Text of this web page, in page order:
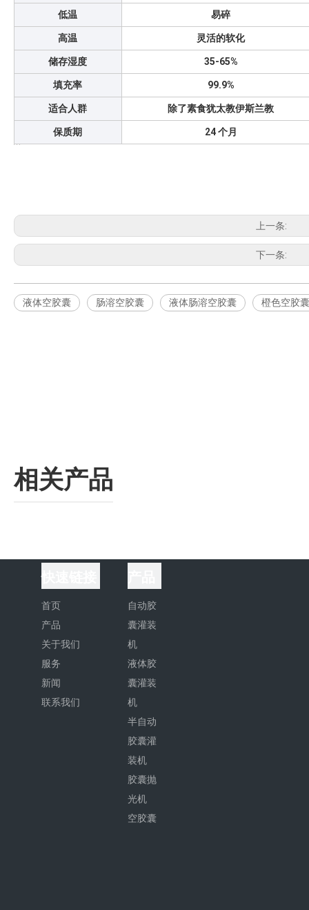
低温 易碎
高温 灵活的软化
储存湿度 35-65%
填充率 99.9%
适合人群 除了素食犹太教伊斯兰教
保质期 24 个月
上一条:
下一条:
液体空胶囊 肠溶空胶囊 液体肠溶空胶囊 橙色空胶囊
相关产品
首页
产品
关于我们
服务
新闻
联系我们
自动胶
囊灌装
机
液体胶
囊灌装
机
半自动
胶囊灌
装机
胶囊抛
光机
空胶囊